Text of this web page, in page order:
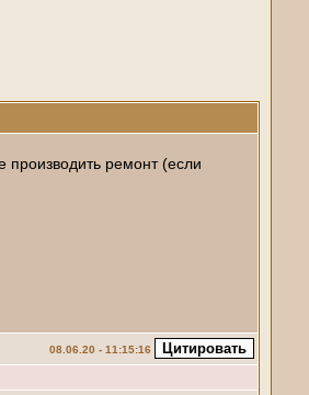
производить ремонт (если
08.06.20 - 11:15:16